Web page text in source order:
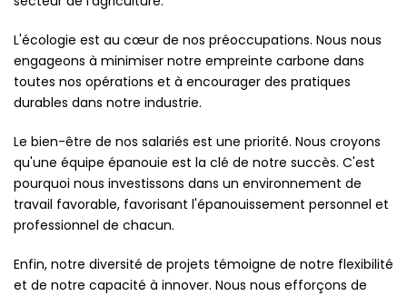
L'écologie est au cœur de nos préoccupations. Nous nous
engageons à minimiser notre empreinte carbone dans
toutes nos opérations et à encourager des pratiques
durables dans notre industrie.
Le bien-être de nos salariés est une priorité. Nous croyons
qu'une équipe épanouie est la clé de notre succès. C'est
pourquoi nous investissons dans un environnement de
travail favorable, favorisant l'épanouissement personnel et
professionnel de chacun.
Enfin, notre diversité de projets témoigne de notre flexibilité
et de notre capacité à innover. Nous nous efforçons de